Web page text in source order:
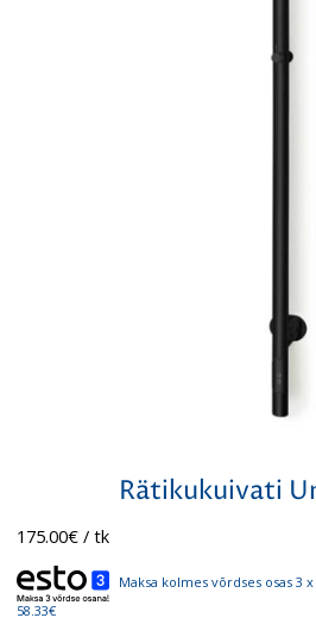
Rätikukuivati
175.00€/ tk
Maksa kolmes võrdses osas 3 x
58.33€